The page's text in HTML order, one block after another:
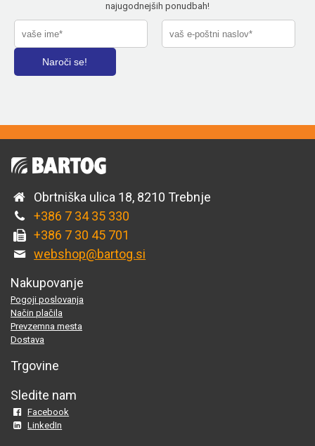
najugodnejših ponudbah!
Obrtniška ulica 18, 8210 Trebnje
+386 7 34 35 330
+386 7 30 45 701
webshop@bartog.si
Nakupovanje
Pogoji poslovanja
Način plačila
Prevzemna mesta
Dostava
Trgovine
Sledite nam
Facebook
LinkedIn